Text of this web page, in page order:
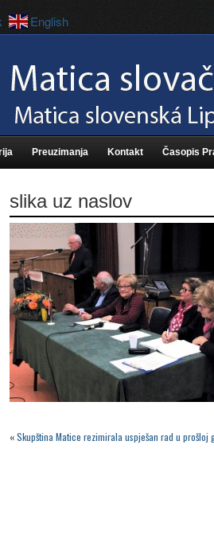
Preuzimanja Kontakt Časopis
slika uz naslov
«Skupština Matice rezimirala uspješan rad u prošloj
English